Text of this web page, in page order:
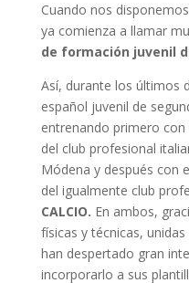
Cuando nos
ya comienza a llamar
de formación juvenil de
Así, durante los últimos
español juvenil de
entrenando primero
del club profesional
Módena y después con
del igualmente club
CALCIO. En ambos,
físicas y técnicas,
han despertado gran
incorporarlo a sus